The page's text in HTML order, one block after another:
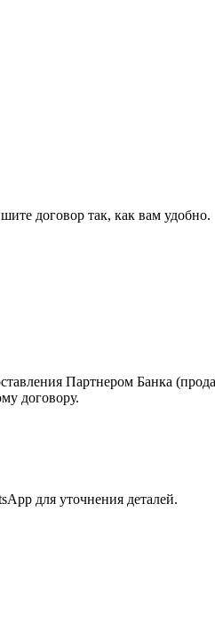
договор так, как вам удобно.
Партнером Банка
договору.
для уточнения деталей.